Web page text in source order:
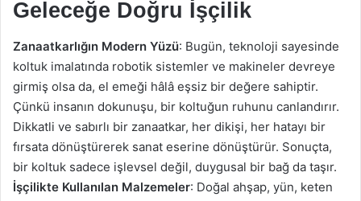
Geleceğe Doğru İşçilik
Zanaatkarlığın Modern Yüzü: Bugün, teknoloji sayesinde
koltuk imalatında robotik sistemler ve makineler devreye
girmiş olsa da, el emeği hâlâ eşsiz bir değere sahiptir.
Çünkü insanın dokunuşu, bir koltuğun ruhunu canlandırır.
Dikkatli ve sabırlı bir zanaatkar, her dikişi, her hatayı bir
fırsata dönüştürerek sanat eserine dönüştürür. Sonuçta,
bir koltuk sadece işlevsel değil, duygusal bir bağ da taşır.
İşçilikte Kullanılan Malzemeler: Doğal ahşap, yün, keten